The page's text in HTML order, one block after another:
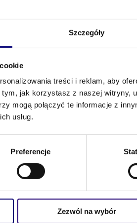
Szczegóły
treści i reklam, aby
jak korzystasz z naszej witryny,
mogą połączyć te informacje z
usług.
Preferencje
Zezwól na wybór
Doradca zamawiających i